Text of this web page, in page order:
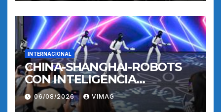
INTERNACIONAL
CHINA-SHANGHAI-ROBOTS
CON INTELIGENCIA
INCORPORADA-
ENTRENAMIENTO
06/08/2026 VIMAG